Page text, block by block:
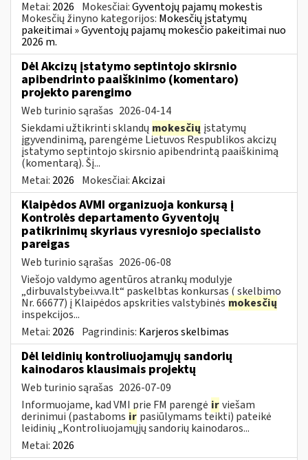
Metai: 2026 Mokesčiai:Gyventojų pajamų mokestis
Mokesčių žinyno kategorijos: Mokesčių įstatymų
pakeitimai » Gyventojų pajamų mokesčio pakeitimai nuo
2026 m.
Dėl Akcizų įstatymo septintojo skirsnio
apibendrinto paaiškinimo (komentaro)
projekto parengimo
Web turinio sąrašas 2026-04-14
Siekdami užtikrinti sklandų mokesčių įstatymų
įgyvendinimą, parengėme Lietuvos Respublikos akcizų
įstatymo septintojo skirsnio apibendrintą paaiškinimą
(komentarą). Šį...
Metai: 2026 Mokesčiai:Akcizai
Klaipėdos AVMI organizuoja konkursą į
Kontrolės departamento Gyventojų
patikrinimų skyriaus vyresniojo specialisto
pareigas
Web turinio sąrašas 2026-06-08
Viešojo valdymo agentūros atrankų modulyje
„dirbuvalstybei.vva.lt“ paskelbtas konkursas ( skelbimo
Nr. 66677) į Klaipėdos apskrities valstybinės mokesčių
inspekcijos...
Metai: 2026 Pagrindinis: Karjeros skelbimas
Dėl leidinių kontroliuojamųjų sandorių
kainodaros klausimais projektų
Web turinio sąrašas 2026-07-09
Informuojame, kad VMI prie FM parengė irviešam
derinimui (pastaboms ir pasiūlymams teikti) pateikė
leidinių „Kontroliuojamųjų sandorių kainodaros...
Metai: 2026